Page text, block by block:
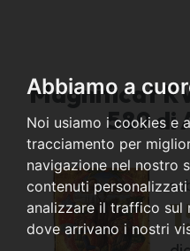
Abbiamo a
Noi usiamo i cookies e
tracciamento per
navigazione nel nostro
contenuti
analizzare il traffico sul
dove arrivano i nostri
Magnificat
589 di